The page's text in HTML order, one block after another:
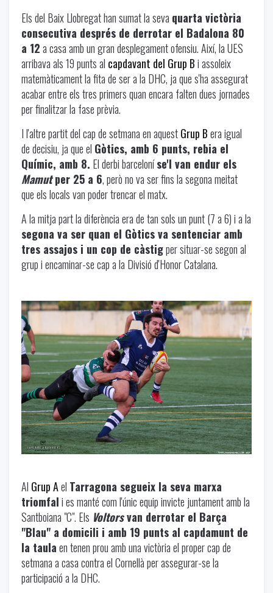
Els del Baix Llobregat han sumat la seva quarta victòria
consecutiva després de derrotar el Badalona 80
a 12a casa amb un gran desplegament ofensiu. Així, la UES
arribava als 19 punts al capdavant del Grup Bi assoleix
matemàticament la fita de ser a la DHC, ja que s'ha assegurat
acabar entre els tres primers quan encara falten dues jornades
per finalitzar la fase prèvia.
I l'altre partit del cap de setmana en aquestGrup Bera igual
de decisiu, ja que el Gòtics, amb 6 punts, rebia el
Químic, amb 8. El derbi barceloníse'l van endur els
Mamutper 25 a 6, però no va ser fins la segona meitat
que els locals van poder trencar el matx.
A la mitja part la diferència era de tan sols un punt (7 a 6) i a la
segona va ser quan el Gòtics va sentenciar amb
tres assajos i un cop de càstigper situar-se segon al
grup i encaminar-se cap a la Divisió d'Honor Catalana.
Al Grup Ael Tarragona segueix la seva marxa
triomfali es manté com l'únic equip invicte juntament amb la
Santboiana "C". Els Voltorsvan derrotar el Barça
"Blau" a domicili i amb 19 punts al capdamunt de
la taulaen tenen prou amb una victòria el proper cap de
setmana a casa contra el Cornellà per assegurar-se la
participació a la DHC.